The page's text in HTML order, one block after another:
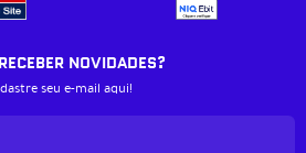
NOVIDADES?
seu e-mail aqui!